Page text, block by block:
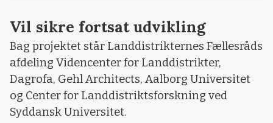
Vil sikre fortsat udvikling
Bag projektet står Landdistrikternes Fællesråds
afdeling Videncenter for Landdistrikter,
Dagrofa, Gehl Architects, Aalborg Universitet
og Center for Landdistriktsforskning ved
Syddansk Universitet.